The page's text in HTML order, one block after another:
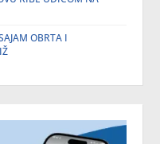
OBRTA I